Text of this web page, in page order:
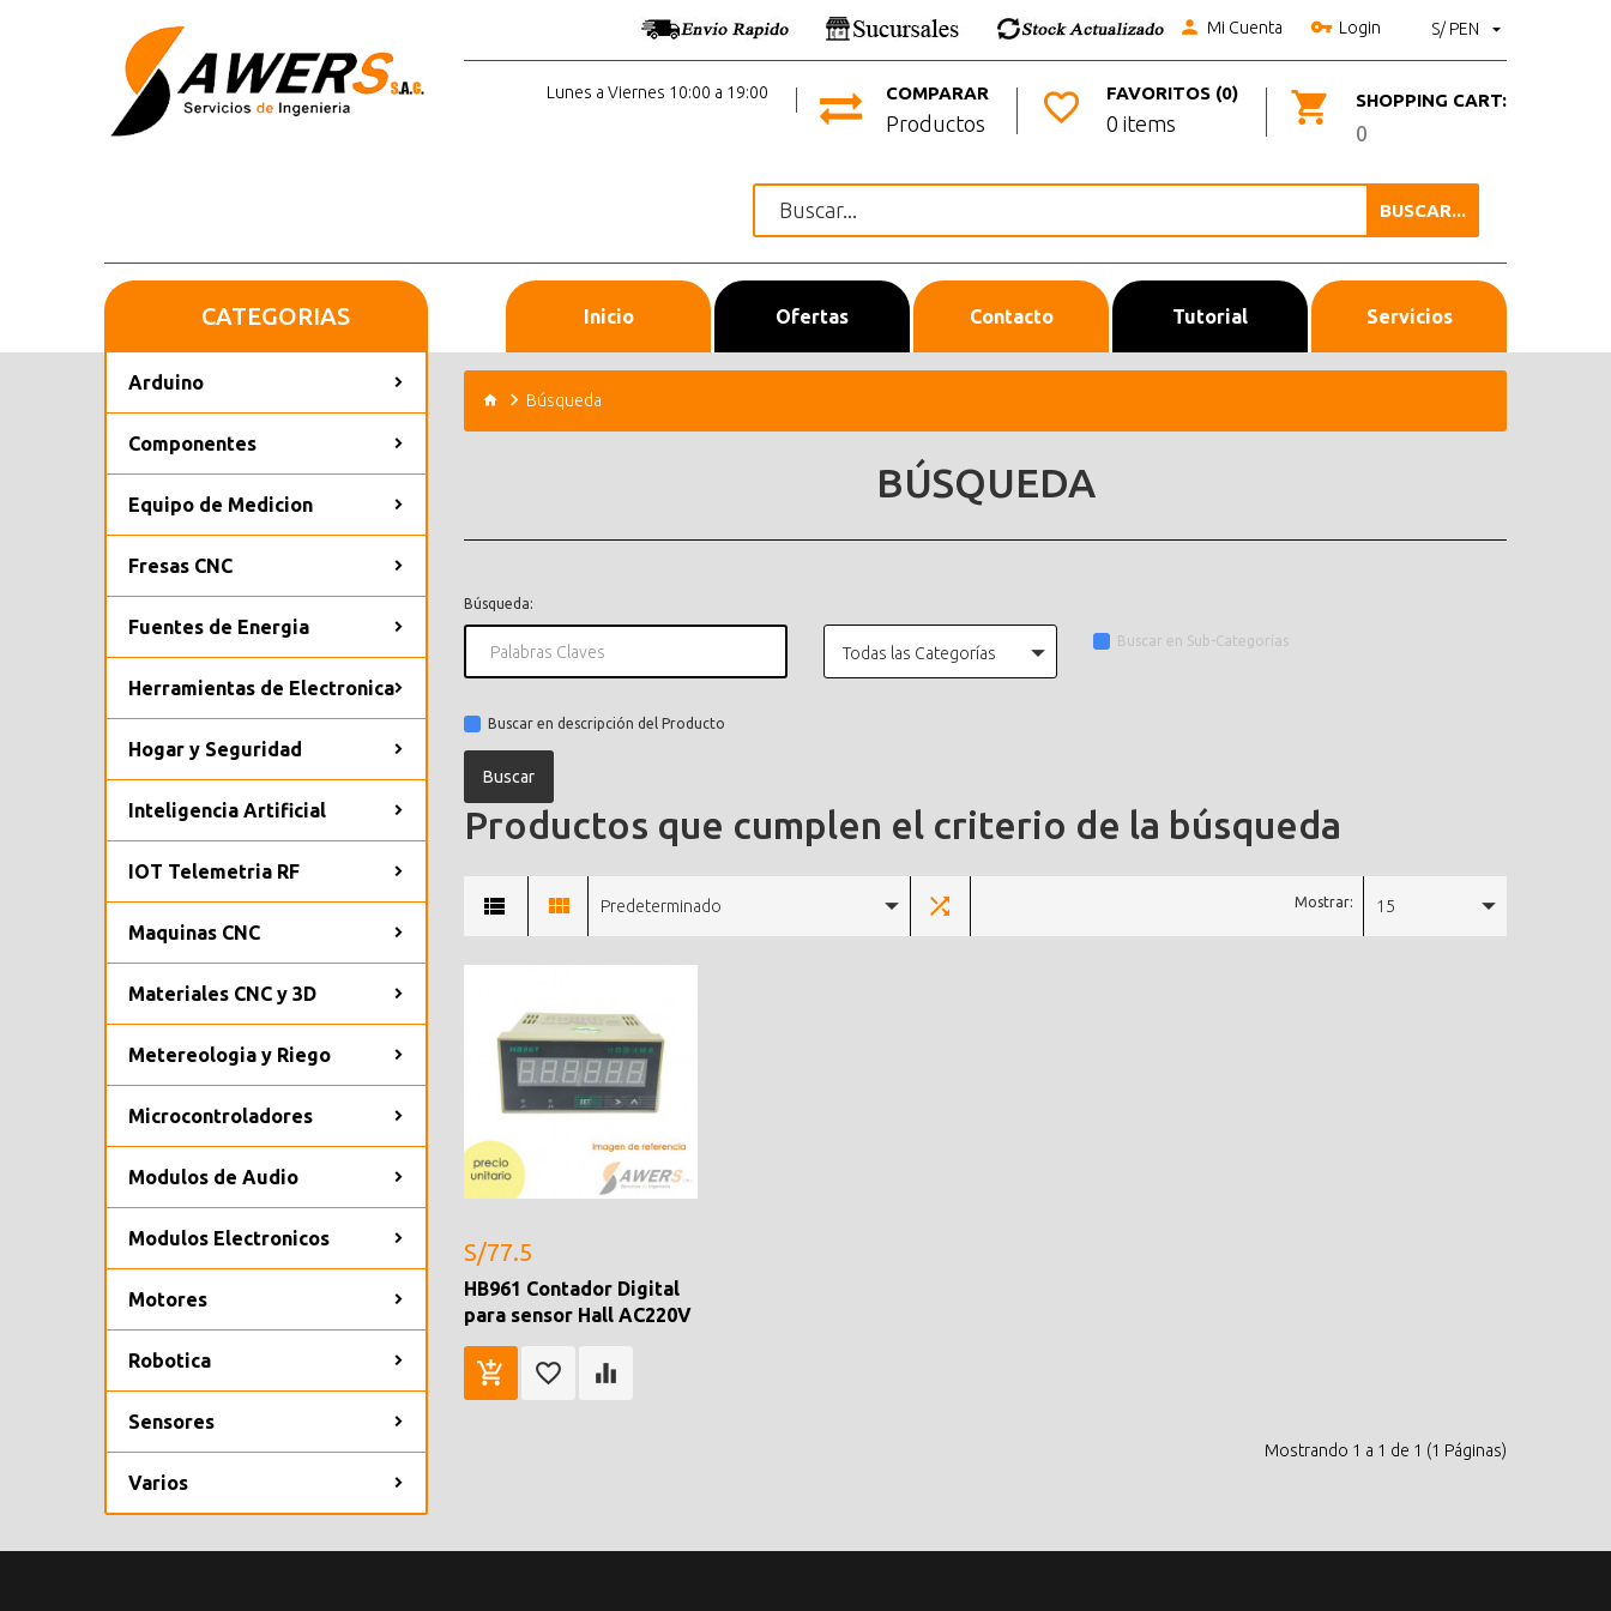
S/ PEN
Mi Cuenta Login
SHOPPING CART:
0
FAVORITOS (0)
0 items
COMPARAR
Productos
Lunes a Viernes 10:00 a 19:00
BUSCAR...
Inicio Ofertas Contacto Tutorial Servicios
CATEGORIAS
Arduino
Componentes
Equipo de Medicion
Fresas CNC
Fuentes de Energia
Herramientas de Electronica
Hogar y Seguridad
Inteligencia Artificial
IOT Telemetria RF
Maquinas CNC
Materiales CNC y 3D
Metereologia y Riego
Microcontroladores
Modulos de Audio
Modulos Electronicos
Motores
Robotica
Sensores
Varios
Búsqueda
BÚSQUEDA
Búsqueda:
Todas las Categorías
Buscar en Sub-Categorías
Buscar en descripción del Producto
Productos que cumplen el criterio de la búsqueda
Predeterminado Mostrar: 15
S/77.5
HB961 Contador Digital
para sensor Hall AC220V
Mostrando 1 a 1 de 1 (1 Páginas)